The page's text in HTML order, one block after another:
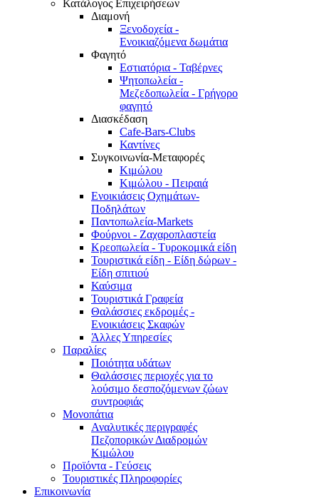
Κατάλογος Επιχειρήσεων
Διαμονή
Ξενοδοχεία -
Ενοικιαζόμενα δωμάτια
Φαγητό
Εστιατόρια - Ταβέρνες
Ψητοπωλεία -
Μεζεδοπωλεία - Γρήγορο
φαγητό
Διασκέδαση
Cafe-Bars-Clubs
Καντίνες
Συγκοινωνία-Μεταφορές
Κιμώλου
Κιμώλου - Πειραιά
Ενοικιάσεις Οχημάτων-
Ποδηλάτων
Παντοπωλεία-Markets
Φούρνοι - Ζαχαροπλαστεία
Κρεοπωλεία - Τυροκομικά είδη
Τουριστικά είδη - Είδη δώρων -
Είδη σπιτιού
Καύσιμα
Τουριστικά Γραφεία
Θαλάσσιες εκδρομές -
Ενοικιάσεις Σκαφών
Άλλες Υπηρεσίες
Παραλίες
Ποιότητα υδάτων
Θαλάσσιες περιοχές για το
λούσιμο δεσποζόμενων ζώων
συντροφιάς
Μονοπάτια
Αναλυτικές περιγραφές
Πεζοπορικών Διαδρομών
Κιμώλου
Προϊόντα - Γεύσεις
Τουριστικές Πληροφορίες
Επικοινωνία